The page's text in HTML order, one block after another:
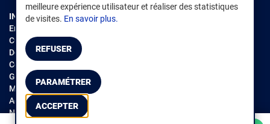
INFORMATIONS LÉGALES
Environnement
CGV /CGU Marketplace
Données personnelles
Cookies
Gérer mes cookies
Mentions légales
Accessibilité : non conforme
Notice d'accessibilité
meilleure expérience utilisateur et réaliser des statistiques
de visites. En savoir plus.
REFUSER
PARAMÉTRER
ACCEPTER